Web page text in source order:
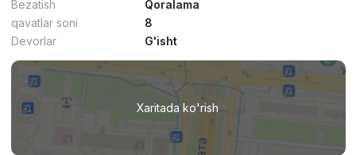
Bezatish
Qoralama
qavatlar soni
8
Devorlar
G'isht
Xaritada ko'rish